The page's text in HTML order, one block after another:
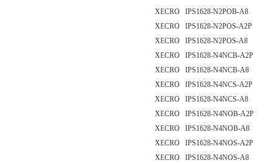
XECRO IPS1628-N2POB-A8
XECRO IPS1628-N2POS-A2P
XECRO IPS1628-N2POS-A8
XECRO IPS1628-N4NCB-A2P
XECRO IPS1628-N4NCB-A8
XECRO IPS1628-N4NCS-A2P
XECRO IPS1628-N4NCS-A8
XECRO IPS1628-N4NOB-A2P
XECRO IPS1628-N4NOB-A8
XECRO IPS1628-N4NOS-A2P
XECRO IPS1628-N4NOS-A8